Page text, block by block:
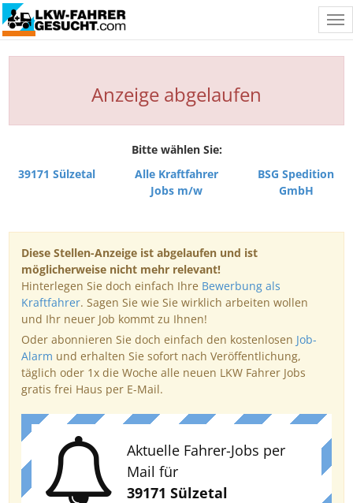
Anzeige abgelaufen
Bitte wählen Sie:
39171 Sülzetal
Alle Kraftfahrer
Jobs m/w
BSG Spedition
GmbH
Diese Stellen-Anzeige ist abgelaufen und ist
möglicherweise nicht mehr relevant!
Hinterlegen Sie doch einfach Ihre Bewerbung als
Kraftfahrer. Sagen Sie wie Sie wirklich arbeiten wollen
und Ihr neuer Job kommt zu Ihnen!
Oder abonnieren Sie doch einfach den kostenlosen Job-
Alarm und erhalten Sie sofort nach Veröffentlichung,
täglich oder 1x die Woche alle neuen LKW Fahrer Jobs
gratis frei Haus per E-Mail.
Aktuelle Fahrer-Jobs per
Mail für
39171 Sülzetal